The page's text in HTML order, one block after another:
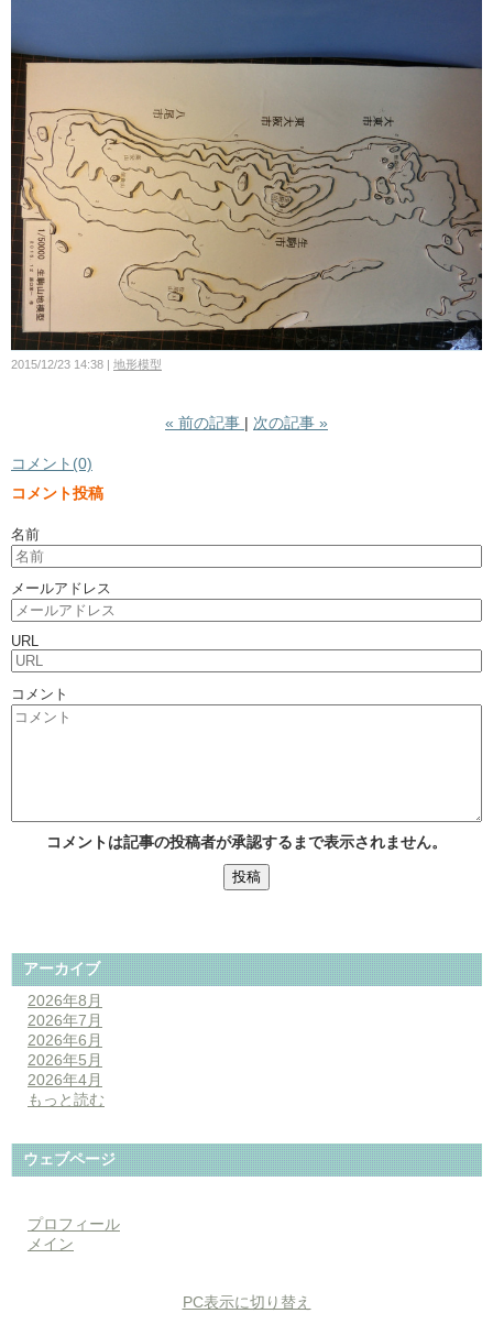
2015/12/23 14:38 地形模型
« 前の記事 次の記事 »
コメント(0)
コメント投稿
名前
メールアドレス
URL
コメント
コメントは記事の投稿者が承認するまで表示されません。
アーカイブ
2026年8月
2026年7月
2026年6月
2026年5月
2026年4月
もっと読む
ウェブページ
プロフィール
メイン
PC表示に切り替え